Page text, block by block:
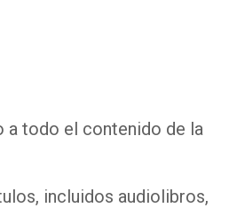
todo el contenido de la
incluidos audiolibros,